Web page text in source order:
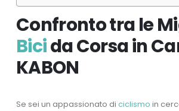
Confronto tra le
Bicida Corsa in
KABON
Se sei un appassionato di ciclismo in